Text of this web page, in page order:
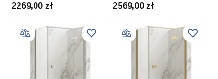
2269,00 zł 2569,00 zł